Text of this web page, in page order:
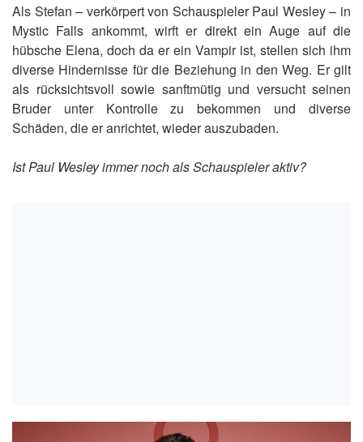
Als Stefan – verkörpert von Schauspieler Paul Wesley – in
Mystic Falls ankommt, wirft er direkt ein Auge auf die
hübsche Elena, doch da er ein Vampir ist, stellen sich ihm
diverse Hindernisse für die Beziehung in den Weg. Er gilt
als rücksichtsvoll sowie sanftmütig und versucht seinen
Bruder unter Kontrolle zu bekommen und diverse
Schäden, die er anrichtet, wieder auszubaden.
Ist Paul Wesley immer noch als Schauspieler aktiv?